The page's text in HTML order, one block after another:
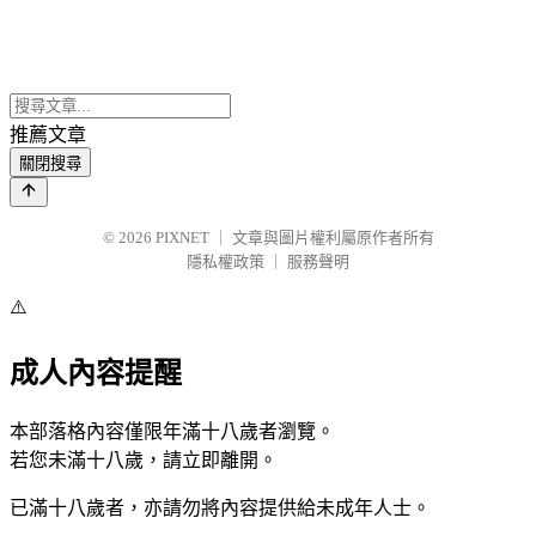
推薦文章
關閉搜尋
© 2026 PIXNET
文章與圖片權利屬原作者所有
隱私權政策
服務聲明
⚠️
成人內容提醒
本部落格內容僅限年滿十八歲者瀏覽。
若您未滿十八歲，請立即離開。
已滿十八歲者，亦請勿將內容提供給未成年人士。